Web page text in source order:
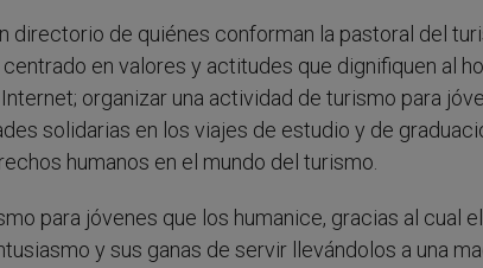
directorio de quiénes conforman la pastoral del
en valores y actitudes que dignifiquen al
organizar una actividad de turismo para
solidarias en los viajes de estudio y de
humanos en el mundo del turismo.
para jóvenes que los humanice, gracias al cual
y sus ganas de servir llevándolos a una